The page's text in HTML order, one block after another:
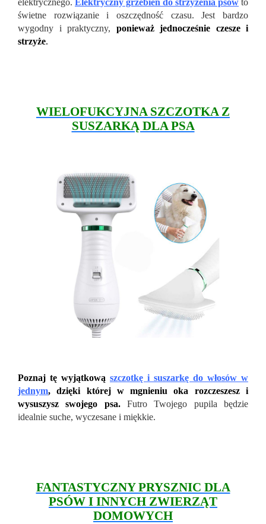
świetne rozwiązanie i oszczędność czasu. Jest bardzo
wygodny i praktyczny, ponieważ jednocześnie czesze i
strzyże.
WIELOFUKCYJNA SZCZOTKA Z
SUSZARKĄ DLA PSA
Poznaj tę wyjątkową szczotkę i suszarkę do włosów w
jednym, dzięki której w mgnieniu oka rozczeszesz i
wysuszysz swojego psa.Futro Twojego pupila będzie
idealnie suche, wyczesane i miękkie.
FANTASTYCZNY PRYSZNIC DLA
PSÓW I INNYCH ZWIERZĄT
DOMOWYCH